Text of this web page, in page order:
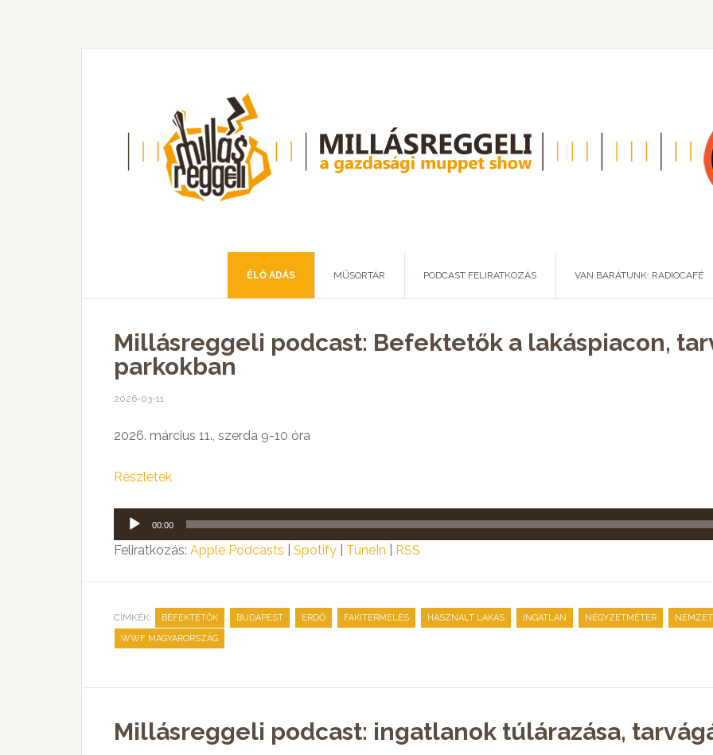
ÉLŐ ADÁS MŰSORTÁR PODCAST FELIRATKOZÁS VAN BARÁTUNK: RADIOCAFÉ
Millásreggeli podcast: Befektetők a lakáspiacon,
parkokban
2026-03-11
2026. március 11., szerda 9-10 óra
Részletek
Audió
lejátszó
00:00
Feliratkozás: Apple Podcasts Spotify TuneIn RSS
CÍMKÉK: BEFEKTETŐK , BUDAPEST , ERDŐ , FAKITERMELÉS , HASZNÁLT LAKÁS , INGATLAN , NÉGYZETMÉTER ,
WWF MAGYARORSZÁG
Millásreggeli podcast: ingatlanok túlárazása,